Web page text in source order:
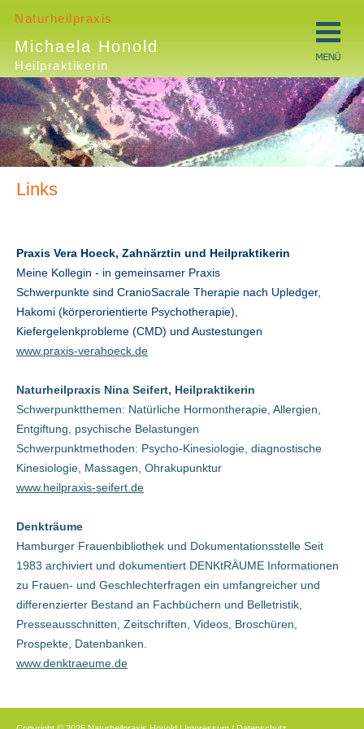
Naturheilpraxis
Michaela Honold
Heilpraktikerin
Links
Praxis Vera Hoeck, Zahnärztin und Heilpraktikerin
Meine Kollegin - in gemeinsamer Praxis
Schwerpunkte sind CranioSacrale Therapie nach Upledger,
Hakomi (körperorientierte Psychotherapie),
Kiefergelenkprobleme (CMD) und Austestungen
www.praxis-verahoeck.de
Naturheilpraxis Nina Seifert, Heilpraktikerin
Schwerpunktthemen: Natürliche Hormontherapie, Allergien,
Entgiftung, psychische Belastungen
Schwerpunktmethoden: Psycho-Kinesiologie, diagnostische
Kinesiologie, Massagen, Ohrakupunktur
www.heilpraxis-seifert.de
Denkträume
Hamburger Frauenbibliothek und Dokumentationsstelle Seit
1983 archiviert und dokumentiert DENKtRÄUME Informationen
zu Frauen- und Geschlechterfragen ein umfangreicher und
differenzierter Bestand an Fachbüchern und Belletristik,
Presseausschnitten, Zeitschriften, Videos, Broschüren,
Prospekte, Datenbanken.
www.denktraeume.de